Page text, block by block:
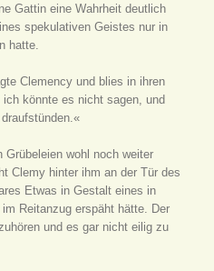
Gattin eine Wahrheit deutlich
spekulativen Geistes nur in
hatte.
Clemency und blies in ihren
könnte es nicht sagen, und
Grübeleien wohl noch weiter
Clemy hinter ihm an der Tür des
Etwas in Gestalt eines in
Reitanzug erspäht hätte. Der
und es gar nicht eilig zu